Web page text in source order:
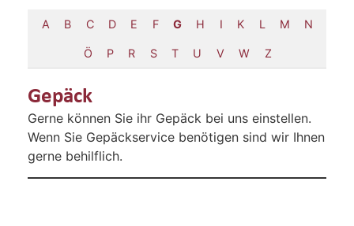
A B C D E F G H I K L M N
Ö P R S T U V W Z
Gepäck
Gerne können Sie ihr Gepäck bei uns einstellen.
Wenn Sie Gepäckservice benötigen sind wir Ihnen
gerne behilflich.